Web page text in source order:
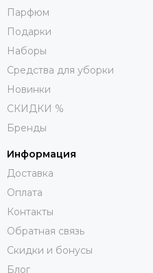
Парфюм
Подарки
Наборы
Средства для уборки
Новинки
СКИДКИ %
Бренды
Информация
Доставка
Оплата
Контакты
Обратная связь
Скидки и бонусы
Блог